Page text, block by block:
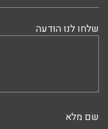
שלחו לנו הודעה
שם מלא